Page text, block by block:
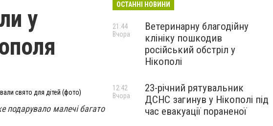
у
свято для дітей (фото)
подарувало малечі багато
ОСТАННІ НОВИНИ
Ветеринарну благодійну
клініку пошкодив
російський обстріл у
Нікополі
21:44
Вчора
23-річний рятувальник
ДСНС загинув у Нікополі під
час евакуації пораненої
12:42
Вчора